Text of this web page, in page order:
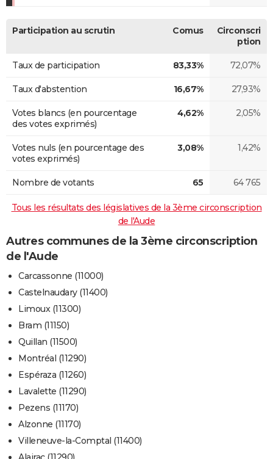
Participation au scrutin Comus
Circonscri
ption
Taux de participation 83,33% 72,07%
Taux d'abstention 16,67% 27,93%
Votes blancs (en pourcentage
des votes exprimés)
4,62% 2,05%
Votes nuls (en pourcentage des
votes exprimés)
3,08% 1,42%
Nombre de votants 65 64 765
Tous les résultats des législatives de la 3ème circonscription
de l'Aude
Autres communes de la 3ème circonscription
de l'Aude
Carcassonne (11000)
Castelnaudary (11400)
Limoux (11300)
Bram (11150)
Quillan (11500)
Montréal (11290)
Espéraza (11260)
Lavalette (11290)
Pezens (11170)
Alzonne (11170)
Villeneuve-la-Comptal (11400)